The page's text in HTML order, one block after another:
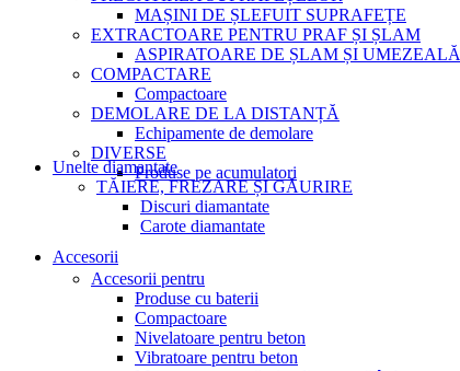
MAȘINI DE ȘLEFUIT SUPRAFEȚE
EXTRACTOARE PENTRU PRAF ȘI ȘLAM
ASPIRATOARE DE ȘLAM ȘI UMEZEALĂ
COMPACTARE
Compactoare
DEMOLARE DE LA DISTANȚĂ
Echipamente de demolare
DIVERSE
Produse pe acumulatori
Unelte diamantate
TĂIERE, FREZARE ȘI GĂURIRE
Discuri diamantate
Carote diamantate
Accesorii
Accesorii pentru
Produse cu baterii
Compactoare
Nivelatoare pentru beton
Vibratoare pentru beton